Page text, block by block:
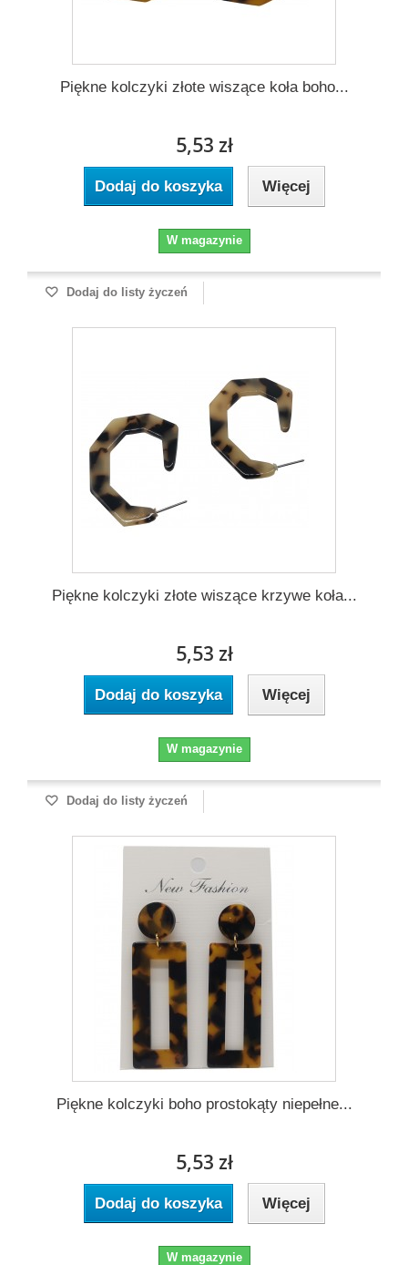
Piękne kolczyki złote wiszące koła boho...
5,53 zł
Dodaj do koszyka Więcej
W magazynie
Dodaj do listy życzeń
Piękne kolczyki złote wiszące krzywe koła...
5,53 zł
Dodaj do koszyka Więcej
W magazynie
Dodaj do listy życzeń
Piękne kolczyki boho prostokąty niepełne...
5,53 zł
Dodaj do koszyka Więcej
W magazynie